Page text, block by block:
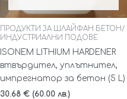
ПРОДУКТИ ЗА ШЛАЙФАН БЕТОН/
ИНДУСТРИАЛНИ ПОДОВЕ
ISONEM LITHIUM HARDENER
втвърдител, уплътнител,
импрегнатор за бетон (5 L)
30.68 € (60.00 лв.)